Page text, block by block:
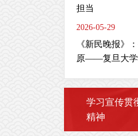
担当
2026-05-29
《新民晚报》
原——复旦大学
学习宣传贯
精神